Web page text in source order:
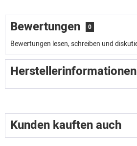
Bewertungen 0
Bewertungen lesen, schreiben und
Herstellerinformationen
Kunden kauften auch